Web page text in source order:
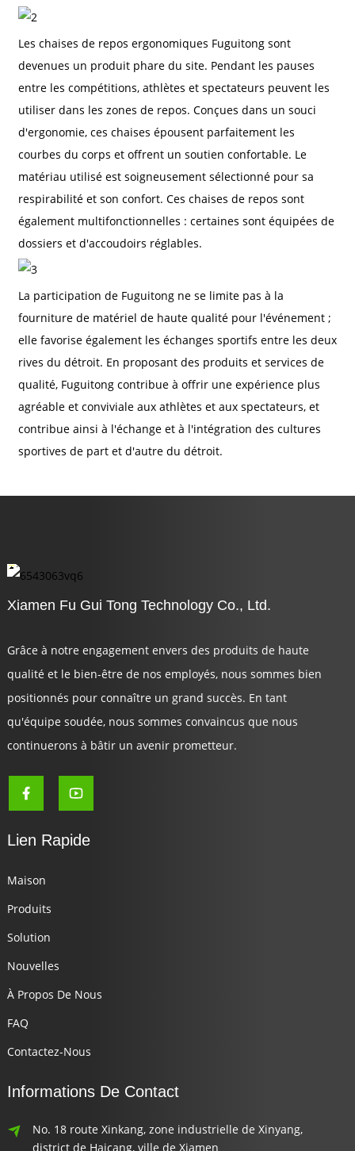
Les chaises de repos ergonomiques Fuguitong sont
devenues un produit phare du site. Pendant les pauses
entre les compétitions, athlètes et spectateurs peuvent les
utiliser dans les zones de repos. Conçues dans un souci
d'ergonomie, ces chaises épousent parfaitement les
courbes du corps et offrent un soutien confortable. Le
matériau utilisé est soigneusement sélectionné pour sa
respirabilité et son confort. Ces chaises de repos sont
également multifonctionnelles : certaines sont équipées de
dossiers et d'accoudoirs réglables.
La participation de Fuguitong ne se limite pas à la
fourniture de matériel de haute qualité pour l'événement ;
elle favorise également les échanges sportifs entre les deux
rives du détroit. En proposant des produits et services de
qualité, Fuguitong contribue à offrir une expérience plus
agréable et conviviale aux athlètes et aux spectateurs, et
contribue ainsi à l'échange et à l'intégration des cultures
sportives de part et d'autre du détroit.
Xiamen Fu Gui Tong Technology Co., Ltd.
Grâce à notre engagement envers des produits de haute
qualité et le bien-être de nos employés, nous sommes bien
positionnés pour connaître un grand succès. En tant
qu'équipe soudée, nous sommes convaincus que nous
continuerons à bâtir un avenir prometteur.
Lien Rapide
Maison
Produits
Solution
Nouvelles
À Propos De Nous
FAQ
Contactez-Nous
Informations De Contact
No. 18 route Xinkang, zone industrielle de Xinyang,
district de Haicang, ville de Xiamen